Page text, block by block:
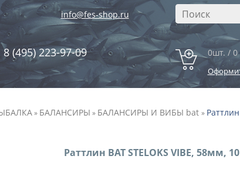
info@fes-shop.ru
8 (495) 223-97-09 0шт. / 0
» БАЛАНСИРЫ » БАЛАНСИРЫ И ВИБЫ bat »
Раттлин BAT STELOKS VIBE, 58мм,